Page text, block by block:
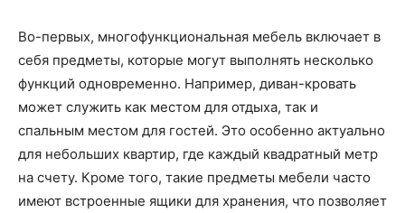
Во-первых, многофункциональная мебель включает в
себя предметы, которые могут выполнять несколько
функций одновременно. Например, диван-кровать
может служить как местом для отдыха, так и
спальным местом для гостей. Это особенно актуально
для небольших квартир, где каждый квадратный метр
на счету. Кроме того, такие предметы мебели часто
имеют встроенные ящики для хранения, что позволяет